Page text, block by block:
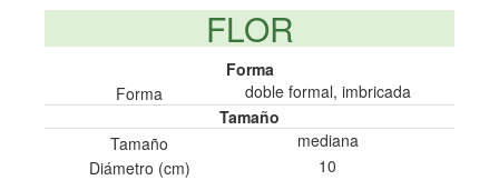
FLOR
Forma
Forma
doble formal, imbricada
Tamaño
Tamaño
mediana
Diámetro (cm)
10